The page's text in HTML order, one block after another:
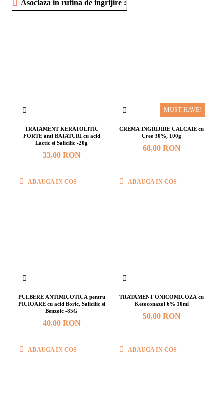
Asociaza in rutina de ingrijire :
TRATAMENT KERATOLITIC
FORTE anti BATATURI cu acid
Lactic si Salicilic -20g
33,00 RON
ADAUGA IN COS
MUST HAVE!
CREMA INGRIJIRE CALCAIE cu
Uree 30%, 100g
68,00 RON
ADAUGA IN COS
PULBERE ANTIMICOTICA pentru
PICIOARE cu acid Boric, Salicilic si
Benzoic -85G
40,00 RON
ADAUGA IN COS
TRATAMENT ONICOMICOZA cu
Ketoconazol 6% 10ml
50,00 RON
ADAUGA IN COS